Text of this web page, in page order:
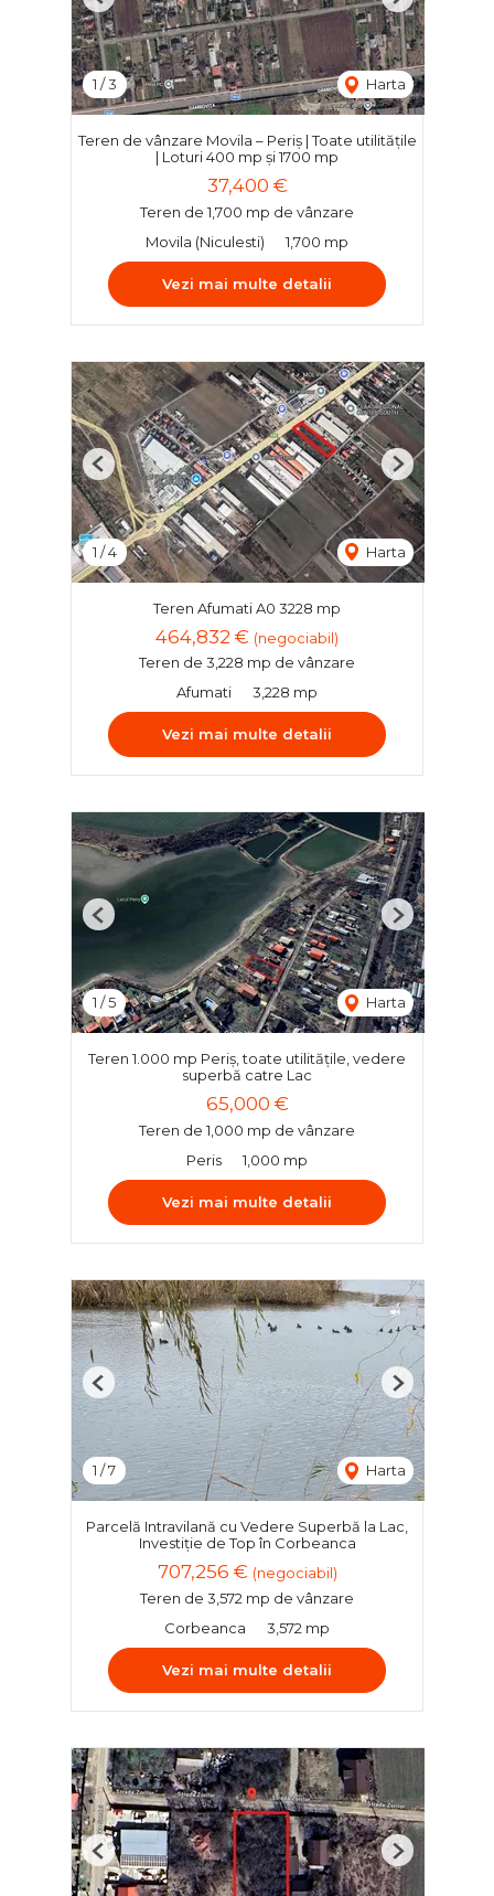
1 /3 Harta
Previous Next
Teren de vânzare Movila – Periș | Toate utilitățile
| Loturi 400 mp și 1700 mp
37,400 €
Teren de 1,700 mp de vânzare
Movila (Niculesti)
1,700 mp
Vezi mai multe detalii
1 /4 Harta
Previous Next
Teren Afumati A0 3228 mp
464,832 € (negociabil)
Teren de 3,228 mp de vânzare
Afumati
3,228 mp
Vezi mai multe detalii
1 /5 Harta
Previous Next
Teren 1.000 mp Periș, toate utilitățile, vedere
superbă catre Lac
65,000 €
Teren de 1,000 mp de vânzare
Peris
1,000 mp
Vezi mai multe detalii
1 /7 Harta
Previous Next
Parcelă Intravilană cu Vedere Superbă la Lac,
Investiție de Top în Corbeanca
707,256 € (negociabil)
Teren de 3,572 mp de vânzare
Corbeanca
3,572 mp
Vezi mai multe detalii
Previous Next